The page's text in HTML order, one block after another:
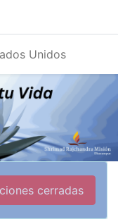
Unidos
cerradas